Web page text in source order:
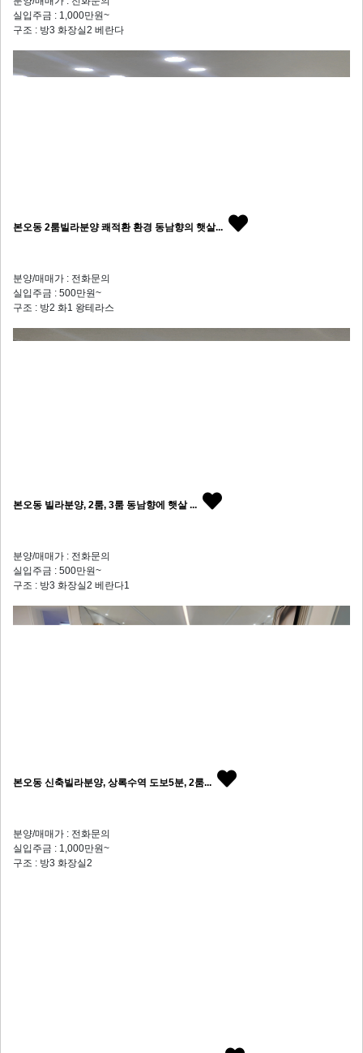
실입주금 : 1,000만원~
구조 : 방3 화장실2 베란다
본오동 2룸빌라분양 쾌적환 환경 동남향의 햇살...
분양/매매가 : 전화문의
실입주금 : 500만원~
구조 : 방2 화1 왕테라스
본오동 빌라분양, 2룸, 3룸 동남향에 햇살 ...
분양/매매가 : 전화문의
실입주금 : 500만원~
구조 : 방3 화장실2 베란다1
본오동 신축빌라분양, 상록수역 도보5분, 2룸...
분양/매매가 : 전화문의
실입주금 : 1,000만원~
구조 : 방3 화장실2